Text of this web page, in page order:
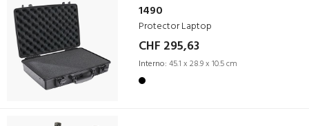
1490
Protector Laptop
CHF 295,63
Interno: 45.1 x 28.9 x 10.5 cm